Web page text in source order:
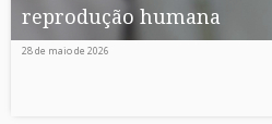
reprodução humana
28 de maio de 2026